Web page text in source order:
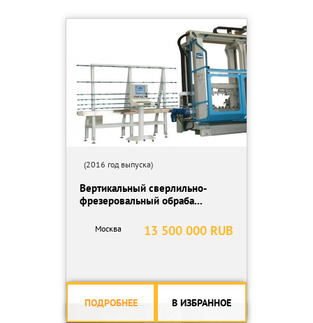
(2016 год выпуска)
Вертикальный сверлильно-
фрезеровальный обраба...
13 500 000 RUB
Москва
ПОДРОБНЕЕ В ИЗБРАННОЕ